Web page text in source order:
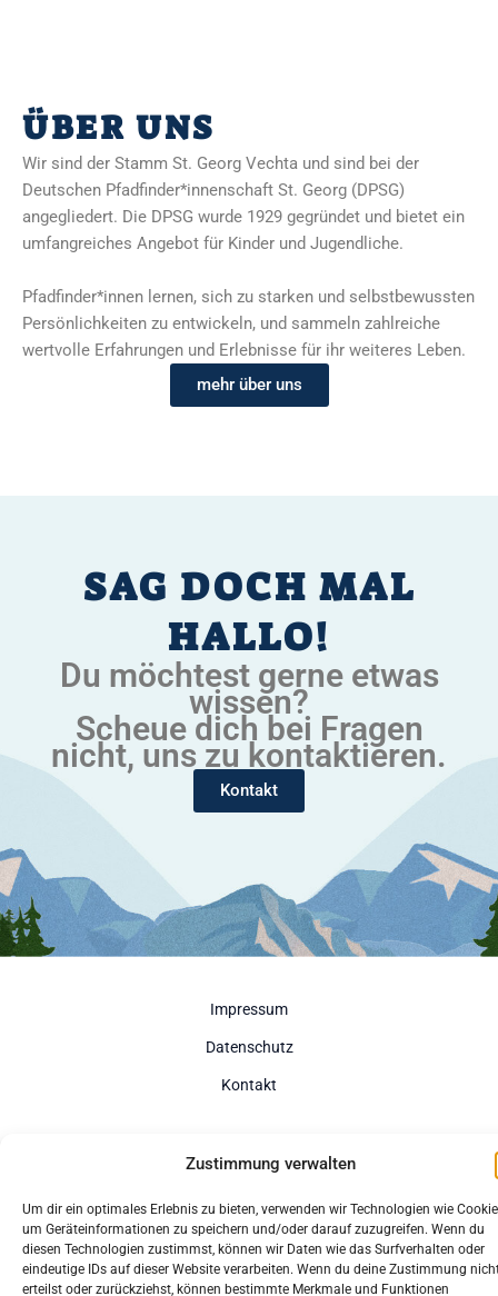
Zustimmung verwalten
Um dir ein optimales Erlebnis zu bieten, verwenden wir Technologien wie
um Geräteinformationen zu speichern und/oder darauf zuzugreifen. Wenn du
diesen Technologien zustimmst, können wir Daten wie das Surfverhalten oder
eindeutige IDs auf dieser Website verarbeiten. Wenn du deine Zustimmung
erteilst oder zurückziehst, können bestimmte Merkmale und Funktionen
ÜBER UNS
Wir sind der Stamm St. Georg Vechta und sind bei der
Deutschen Pfadfinder*innenschaft St. Georg (DPSG)
angegliedert. Die DPSG wurde 1929 gegründet und bietet ein
umfangreiches Angebot für Kinder und Jugendliche.
Pfadfinder*innen lernen, sich zu starken und selbstbewussten
Persönlichkeiten zu entwickeln, und sammeln zahlreiche
wertvolle Erfahrungen und Erlebnisse für ihr weiteres Leben.
mehr über uns
SAG DOCH MAL
HALLO!
Du möchtest gerne etwas
wissen?
Scheue dich bei Fragen
nicht, uns zu kontaktieren.
Kontakt
Impressum
Datenschutz
Kontakt
©2022 Robin-Netz